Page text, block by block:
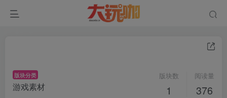
版块分类
游戏素材
版块数
1
阅读量
376